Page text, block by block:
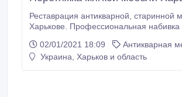
Реставрация антикварной, старинной мебели в
Харькове. Профессиональная набивка и перетяжка
реставрации включает в себя не только
внешним видом изделия, но и максимальное
02/01/2021 18:09
Антикварная
Украина, Харьков и область